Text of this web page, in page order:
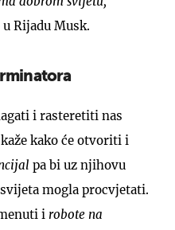
u Rijadu Musk.
i rasteretiti nas
kako će otvoriti i
pa bi uz njihovu
mogla procvjetati.
i robote na